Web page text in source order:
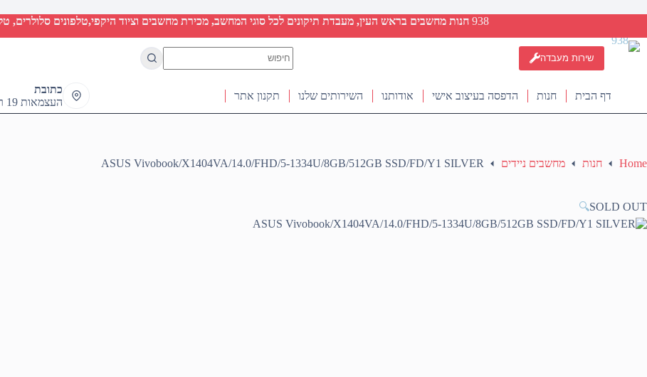
938 חנות מחשבים בראש העין, מעבדת תיקונים לכל סוגי המחשב, מכירת מחשבים וציוד היקפי,טלפונים סלולרים,
שירות מעבדה
results
דף הבית חנות הדפסה בעיצוב אישי אודותנו השירותים שלנו תקנון אתר
כתובת
העצמאות 19 ראש העין
Home חנות מחשבים ניידים ASUS Vivobook/X1404VA/14.0/FHD/5-1334U/8GB/512GB SSD/FD/Y1 SILVER
SOLD OUT
🔍